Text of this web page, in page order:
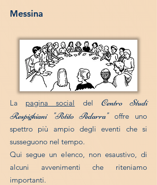
Messina
La pagina social del Centro Studi
Respighiani "Potito Pedarra"
offre uno
spettro più ampio degli eventi che si
susseguono nel tempo.
Qui segue un elenco, non esaustivo, di
alcuni avvenimenti che riteniamo
importanti.